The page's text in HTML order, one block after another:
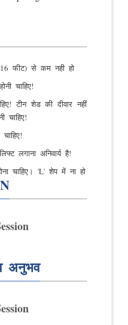
फीट) से कम नही हो
चाहिए!
टीन शेड की दीवार नहीं
चाहिए!
लगाना अनिवार्य है!
चाहिए। 'L' शेप में ना हो
अनुभव